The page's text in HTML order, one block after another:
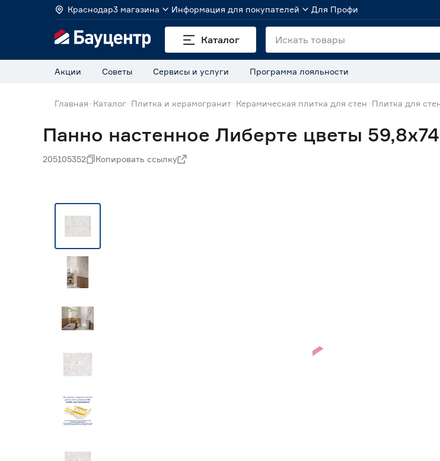
Краснодар3 магазина Информация для покупателей Для Профи
Каталог
Акции Советы Сервисы и услуги Программа лояльности
Главная Каталог Плитка и керамогранит Керамическая плитка для стен Плитка для
Панно настенное Либерте цветы
205105352 Копировать ссылку